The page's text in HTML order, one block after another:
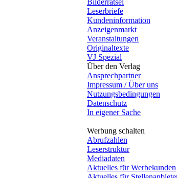
Leserbriefe
Kundeninformation
Anzeigenmarkt
Veranstaltungen
Originaltexte
VJ Spezial
Über den Verlag
Ansprechpartner
Impressum / Über uns
Nutzungsbedingungen
Datenschutz
In eigener Sache
Werbung schalten
Abrufzahlen
Leserstruktur
Mediadaten
Aktuelles für Werbekunden